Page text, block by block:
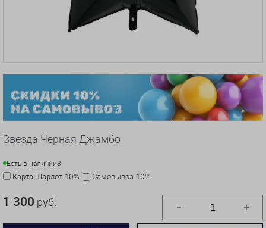
Звезда Черная Джамбо
Есть в наличии3
Карта Шарлот-10% Самовывоз-10%
1 300 руб.